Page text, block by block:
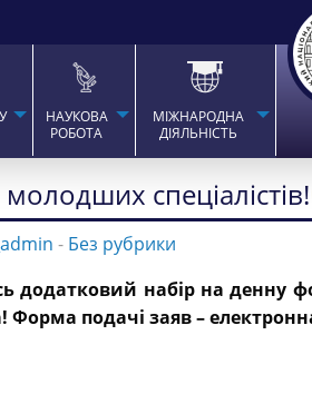
НАУКОВА
РОБОТА
МІЖНАРОДНА
ДІЯЛЬНІСТЬ
спеціалістів!
- Без рубрики
додатковий набір на денну
подачі заяв –